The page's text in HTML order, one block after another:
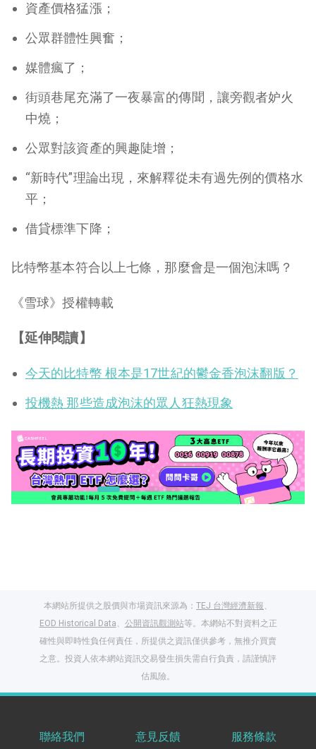
資產價格猛漲；
公眾群體性興奮；
媒體瘋了；
街頭巷尾充滿了一夜暴富的傳聞，讓旁觀者妒火
中燒；
公眾對該資產的興趣陡增；
“新時代”理論出現，來解釋從未有過先例的價格水
平；
借貸標準下降；
比特幣基本符合以上七條，那麼會是一個泡沫嗎？
《雪球》授權轉載
【延伸閱讀】
今天的比特幣 根本是17世紀的鬱金香泡沫翻版？
投機熱 那些造成泡沫的眾人狂熱現象
本網站所提供之股價與市場資訊來源為： TEJ 台灣經濟新報、
EOD Historical Data、 公開資訊觀測站等。本網站不對資料之正
確性與即時性負任何責任，所提供之資訊僅供參考，無推介買賣
之意。投資人依本網站資訊交易發生損失需自行負責，請謹慎評
估風險。
聯絡我們 意見反饋 服務條款